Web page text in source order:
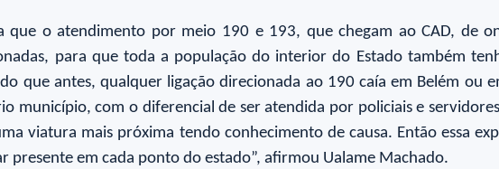
que o atendimento por meio 190 e 193, que chegam ao CAD, de
para que toda a população do interior do Estado também
que antes, qualquer ligação direcionada ao 190 caía em Belém ou
município, com o diferencial de ser atendida por policiais e
viatura mais próxima tendo conhecimento de causa. Então essa
presente em cada ponto do estado”, afirmou Ualame Machado.